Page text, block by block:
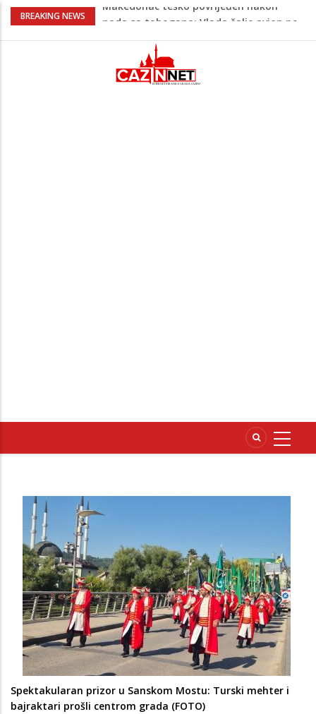
BREAKING NEWS
Na Ahiret preselio Bajrić (Omera) Hadži
AŽURIRANO: Ubistvo u Bosanskoj Krupi:
Muškarac pronađen mrtav u kući,
osumnjičeni uhapšen
Spektakularan prizor u Sanskom Mostu: Turski mehter i
bajraktari prošli centrom grada (FOTO)